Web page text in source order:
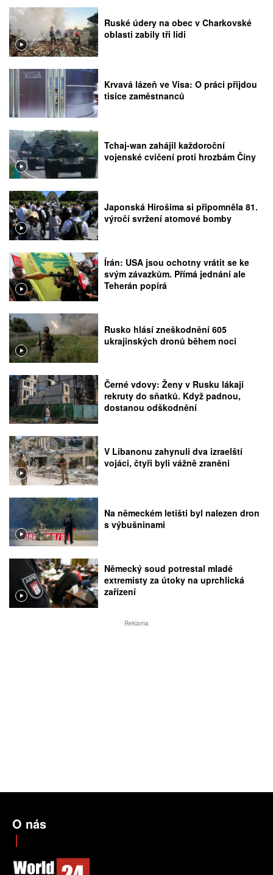
Ruské údery na obec v Charkovské
oblasti zabily tři lidi
Krvavá lázeň ve Visa: O práci přijdou
tisíce zaměstnanců
Tchaj-wan zahájil každoroční
vojenské cvičení proti hrozbám Číny
Japonská Hirošima si připomněla 81.
výročí svržení atomové bomby
Írán: USA jsou ochotny vrátit se ke
svým závazkům. Přímá jednání ale
Teherán popírá
Rusko hlásí zneškodnění 605
ukrajinských dronů během noci
Černé vdovy: Ženy v Rusku lákají
rekruty do sňatků. Když padnou,
dostanou odškodnění
V Libanonu zahynuli dva izraelští
vojáci, čtyři byli vážně zraněni
Na německém letišti byl nalezen dron
s výbušninami
Německý soud potrestal mladé
extremisty za útoky na uprchlická
zařízení
Reklama
O nás